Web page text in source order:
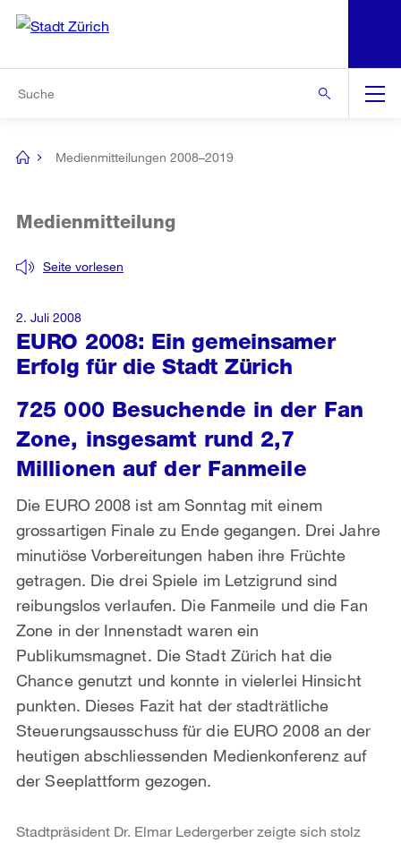
Navigation
[no
Medienmitteilungen 2008–2019
EURO 2008: Ein gemeinsamer
Erfolg für die Stadt Zürich
Seite vorlesen
Medienmitteilung
725 000 Besuchende in der Fan
Zone, insgesamt rund 2,7
Millionen auf der Fanmeile
Die EURO 2008 ist am Sonntag mit einem
grossartigen Finale zu Ende gegangen. Drei Jahre
minutiöse Vorbereitungen haben ihre Früchte
getragen. Die drei Spiele im Letzigrund sind
reibungslos verlaufen. Die Fanmeile und die Fan
Zone in der Innenstadt waren ein
Publikumsmagnet. Die Stadt Zürich hat die
Chance genutzt und konnte in vielerlei Hinsicht
punkten. Dieses Fazit hat der stadträtliche
Steuerungsausschuss für die EURO 2008 an der
heutigen abschliessenden Medienkonferenz auf
der Seeplattform gezogen.
2. Juli 2008
Stadtpräsident Dr. Elmar Ledergerber zeigte sich stolz